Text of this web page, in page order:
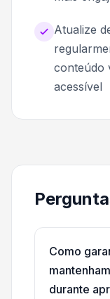
Atualize
conteúdo
acessível
Como
durante